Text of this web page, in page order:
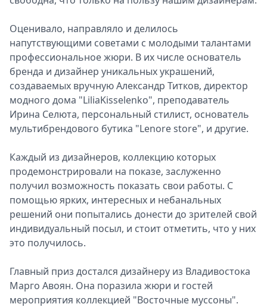
Оценивало, направляло и делилось
напутствующими советами с молодыми талантами
профессиональное жюри. В их числе основатель
бренда и дизайнер уникальных украшений,
создаваемых вручную Александр Титков, директор
модного дома "LiliaKisselenko", преподаватель
Ирина Селюта, персональный стилист, основатель
мультибрендового бутика "Lenore store", и другие.
Каждый из дизайнеров, коллекцию которых
продемонстрировали на показе, заслуженно
получил возможность показать свои работы. С
помощью ярких, интересных и небанальных
решений они попытались донести до зрителей свой
индивидуальный посыл, и стоит отметить, что у них
это получилось.
Главный приз достался дизайнеру из Владивостока
Марго Авоян. Она поразила жюри и гостей
мероприятия коллекцией "Восточные муссоны".